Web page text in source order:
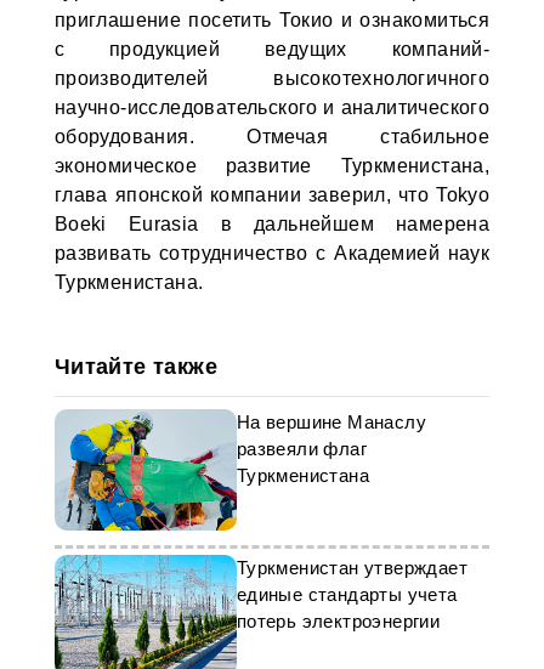
приглашение посетить Токио и ознакомиться
с продукцией ведущих компаний-
производителей высокотехнологичного
научно-исследовательского и аналитического
оборудования. Отмечая стабильное
экономическое развитие Туркменистана,
глава японской компании заверил, что Tokyo
Boeki Eurasia в дальнейшем намерена
развивать сотрудничество с Академией наук
Туркменистана.
Читайте также
На вершине Манаслу
развеяли флаг
Туркменистана
Туркменистан утверждает
единые стандарты учета
потерь электроэнергии